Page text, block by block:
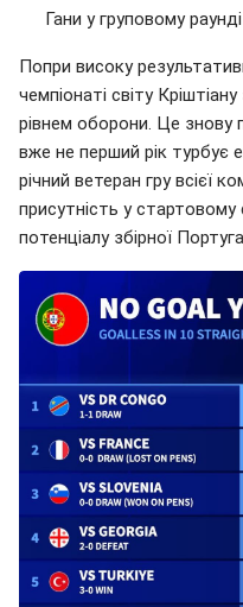
Гани у груповому
Попри високу
чемпіонаті світу
рівнем оборони. Це знову
вже не перший рік турбує
річний ветеран гру всієї
присутність у
потенціалу збірної